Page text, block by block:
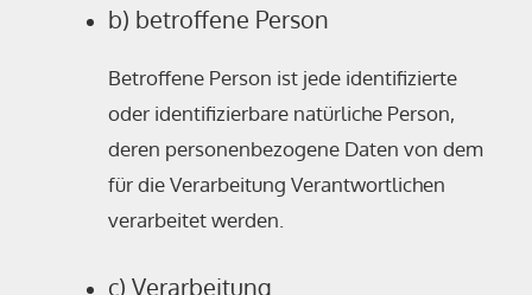
b) betroffene Person
Betroffene Person ist jede identifizierte
oder identifizierbare natürliche Person,
deren personenbezogene Daten von dem
für die Verarbeitung Verantwortlichen
verarbeitet werden.
c) Verarbeitung